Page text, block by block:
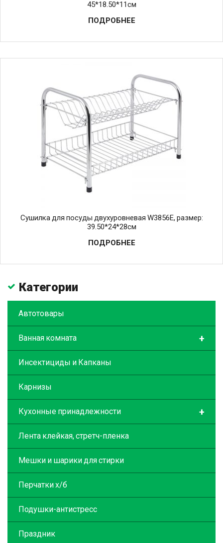
45*18.50*11см
ПОДРОБНЕЕ
Cушилка для посуды двухуровневая W3856E, размер:
39.50*24*28см
ПОДРОБНЕЕ
Категории
Автотовары
+
Ванная комната
Инсектициды и Капканы
Карнизы
+
Кухонные принадлежности
Лента клейкая, стретч-пленка
Мешки и шарики для стирки
Перчатки х/б
Подушки-антистресс
Праздник